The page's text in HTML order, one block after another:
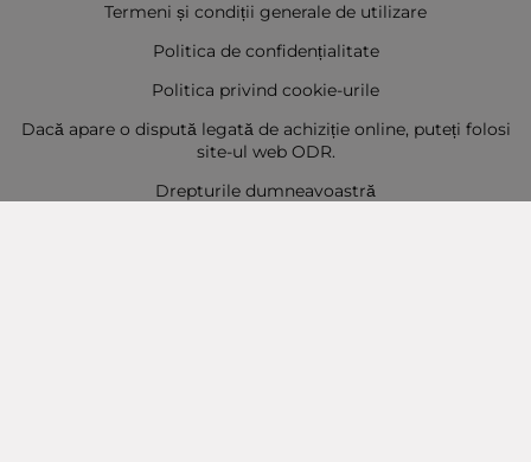
Termeni și condiții generale de utilizare
Politica de confidențialitate
Politica privind cookie-urile
Dacă apare o dispută legată de achiziție online, puteți folosi
site-ul web ODR.
Drepturile dumneavoastră